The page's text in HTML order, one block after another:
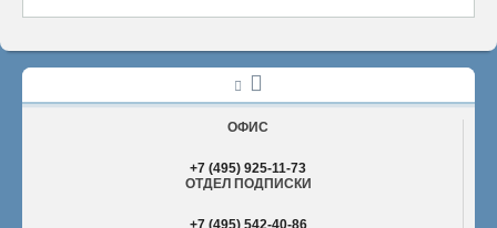
ОФИС
+7 (495) 925-11-73
ОТДЕЛ ПОДПИСКИ
+7 (495) 542-40-86